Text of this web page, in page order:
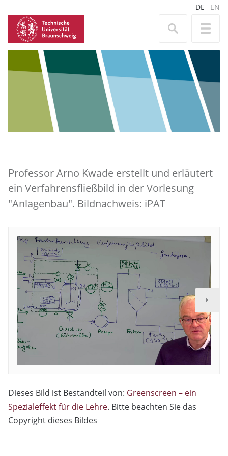
DE EN
Professor Arno Kwade erstellt und erläutert
ein Verfahrensfließbild in der Vorlesung
"Anlagenbau". Bildnachweis: iPAT
Dieses Bild ist Bestandteil von: Greenscreen – ein
Spezialeffekt für die Lehre. Bitte beachten Sie das
Copyright dieses Bildes